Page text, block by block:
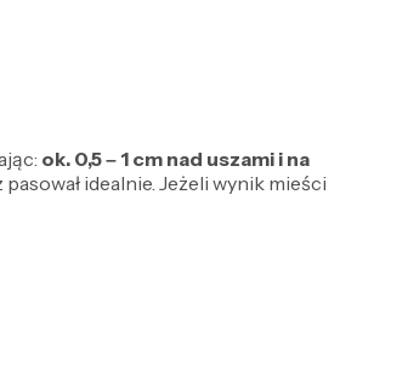
ok. 0,5 – 1 cm nad uszami i na
idealnie. Jeżeli wynik mieści